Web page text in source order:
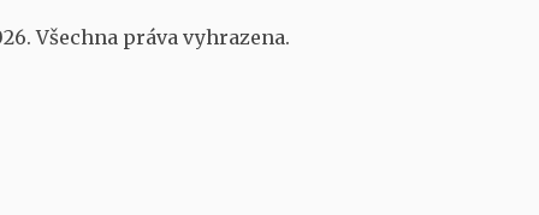
Všechna práva vyhrazena.